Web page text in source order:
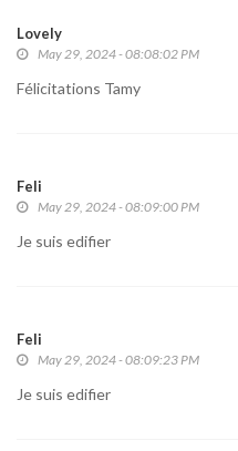
Lovely
May 29, 2024 - 08:08:02 PM
Félicitations Tamy
Feli
May 29, 2024 - 08:09:00 PM
Je suis edifier
Feli
May 29, 2024 - 08:09:23 PM
Je suis edifier